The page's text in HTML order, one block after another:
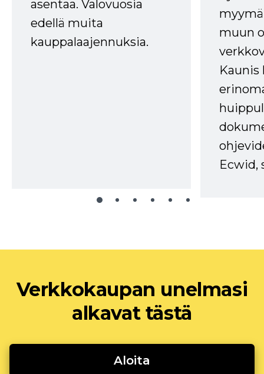
asentaa. Valovuosia
edellä muita
kauppalaajennuksia.
muun
Kaunis
Ecwid,
Verkkokaupan unelmasi
alkavat tästä
Aloita